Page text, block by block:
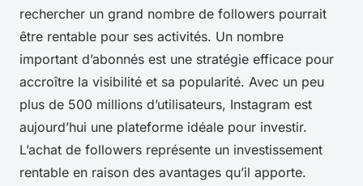
rechercher un grand nombre de followers pourrait
être rentable pour ses activités. Un nombre
important d’abonnés est une stratégie efficace pour
accroître la visibilité et sa popularité. Avec un peu
plus de 500 millions d’utilisateurs, Instagram est
aujourd’hui une plateforme idéale pour investir.
L’achat de followers représente un investissement
rentable en raison des avantages qu’il apporte.